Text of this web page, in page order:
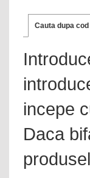
Cauta dupa
incepe
Daca